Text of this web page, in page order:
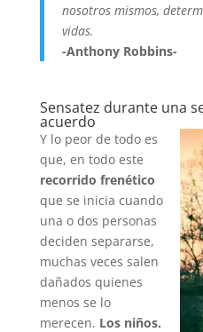
nosotros mismos,
vidas.
-Anthony Robbins-
Sensatez durante una
acuerdo
Y lo peor de todo es
que, en todo este
recorrido frenético
que se inicia cuando
una o dos personas
deciden separarse,
muchas veces salen
dañados quienes
menos se lo
merecen. Los niños.